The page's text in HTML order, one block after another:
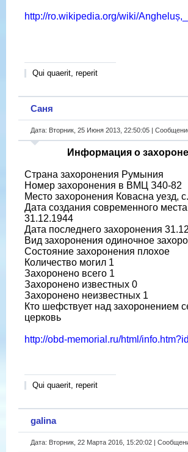
http://ro.wikipedia.org/wiki/
Qui quaerit, reperit
Саня
Дата: Вторник, 25 Июня 2013, 22:50:05 |
Информация о
Страна захоронения Румыния
Номер захоронения в ВМЦ З40-82
Место захоронения Ковасна уезд,
Дата создания современного
31.12.1944
Дата последнего захоронения
Вид захоронения одиночное
Состояние захоронения плохое
Количество могил 1
Захоронено всего 1
Захоронено известных 0
Захоронено неизвестных 1
Кто шефствует над захоронением
церковь
http://obd-memorial.ru/html/
Qui quaerit, reperit
galina
Дата: Вторник, 22 Марта 2016, 15:20:02 |